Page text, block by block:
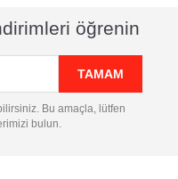
öğrenin
Bu amaçla, lütfen
bulun.